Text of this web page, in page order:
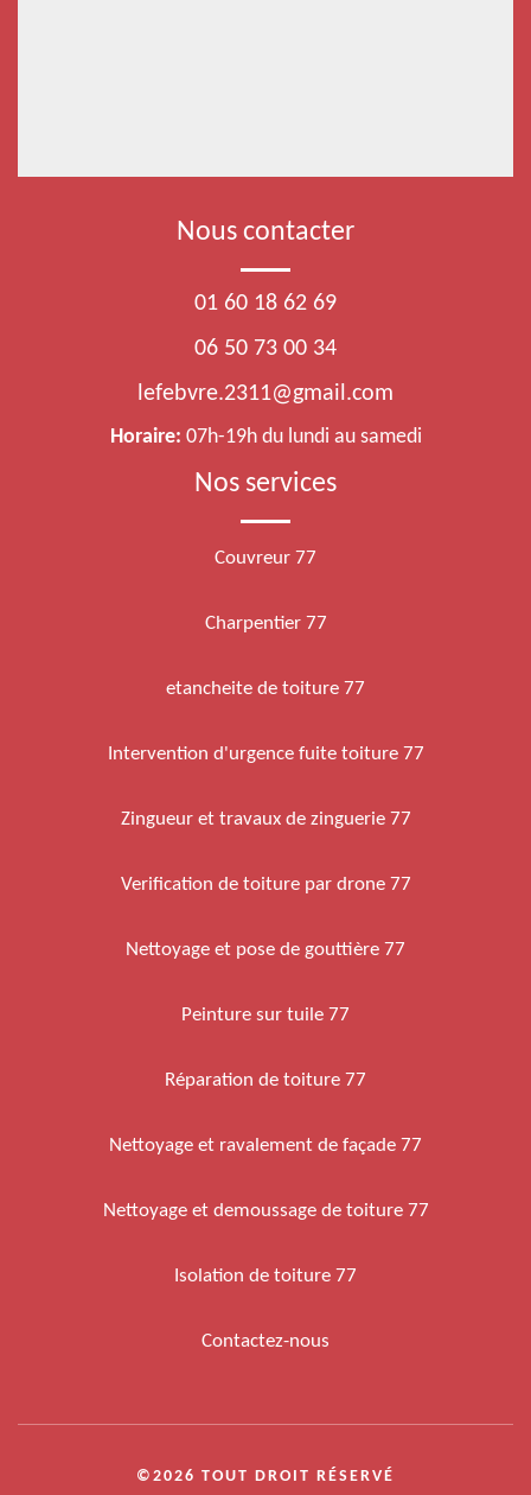
Nous contacter
01 60 18 62 69
06 50 73 00 34
lefebvre.2311@gmail.com
Horaire: 07h-19h du lundi au samedi
Nos services
Couvreur 77
Charpentier 77
etancheite de toiture 77
Intervention d'urgence fuite toiture 77
Zingueur et travaux de zinguerie 77
Verification de toiture par drone 77
Nettoyage et pose de gouttière 77
Peinture sur tuile 77
Réparation de toiture 77
Nettoyage et ravalement de façade 77
Nettoyage et demoussage de toiture 77
Isolation de toiture 77
Contactez-nous
©2026 TOUT DROIT RÉSERVÉ